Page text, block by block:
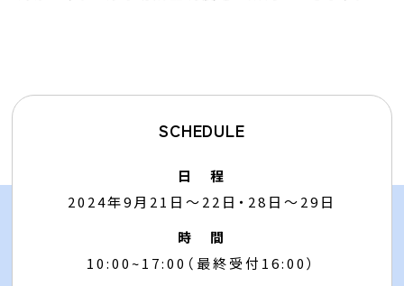
SCHEDULE
日 程
2024年9月21日～22日・28日～29日
時 間
10:00~17:00（最終受付16:00）